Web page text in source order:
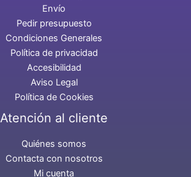
Envío
Pedir presupuesto
Condiciones Generales
Política de privacidad
Accesibilidad
Aviso Legal
Política de Cookies
Atención al cliente
Quiénes somos
Contacta con nosotros
Mi cuenta